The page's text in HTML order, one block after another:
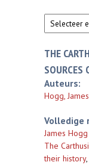
THE
SOURCES
Auteurs:
Hogg, James
Volledige
James Hogg
The
their history,